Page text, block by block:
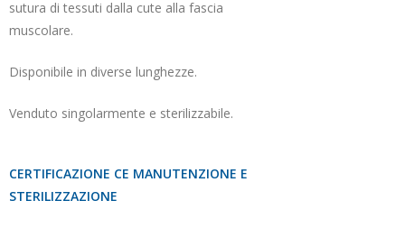
sutura di tessuti dalla cute alla fascia
muscolare.
Disponibile in diverse lunghezze.
Venduto singolarmente e sterilizzabile.
CERTIFICAZIONE CE MANUTENZIONE E
STERILIZZAZIONE